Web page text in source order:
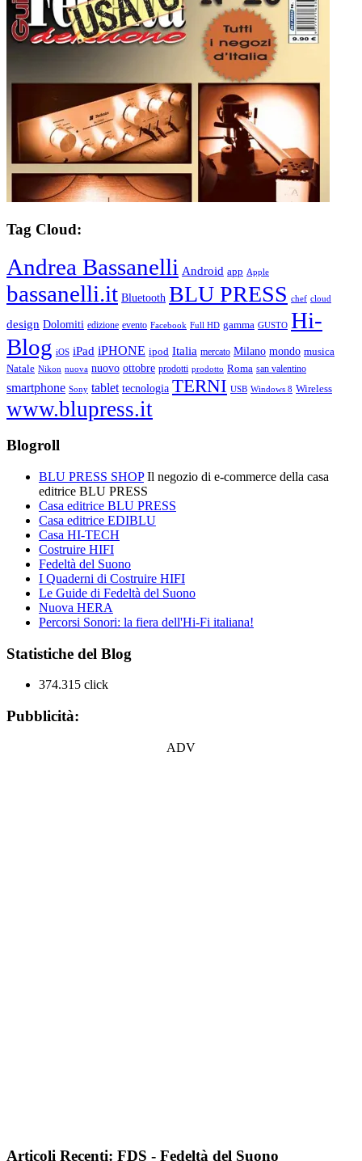
Tag Cloud:
Andrea Bassanelli Android app Apple
bassanelli.it Bluetooth BLU PRESS chef cloud
design Dolomiti edizione evento Facebook Full HD gamma GUSTO Hi-
Blog iOS iPad iPHONE ipod Italia mercato Milano mondo musica
Natale Nikon nuova nuovo ottobre prodotti prodotto Roma san valentino
smartphone Sony tablet tecnologia TERNI USB Windows 8 Wireless
www.blupress.it
Blogroll
BLU PRESS SHOPIl negozio di e-commerce della casa
editrice BLU PRESS
Casa editrice BLU PRESS
Casa editrice EDIBLU
Casa HI-TECH
Costruire HIFI
Fedeltà del Suono
I Quaderni di Costruire HIFI
Le Guide di Fedeltà del Suono
Nuova HERA
Percorsi Sonori: la fiera dell'Hi-Fi italiana!
Statistiche del Blog
374.315 click
Pubblicità:
ADV
Articoli Recenti: FDS - Fedeltà del Suono